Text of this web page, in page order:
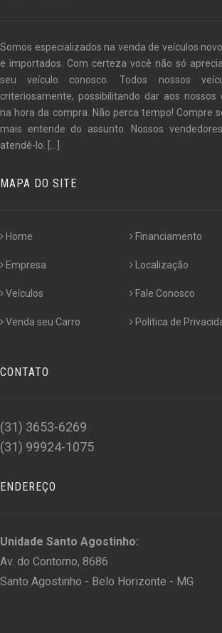
Somos especializados na venda de veículos
e importados. Com certeza você não só
seu veículo conosco. Todos nossos
criteriosamente, possibilitando dar aos nossos
na hora da compra. Não perca tempo! Compre
mais entende do assunto. Nossos
atendê-lo.
MAPA DO SITE
Home
Empresa
Veículos
Venda seu Carro
Financiamento
Localização
Fale Conosco
Politica de
CONTATO
(31) 3653-6269
(31) 99924-1075
ENDEREÇO
Unidade Santo Agostinho:
Av. do Contorno, 8686
Santo Agostinho - Belo Horizonte - MG